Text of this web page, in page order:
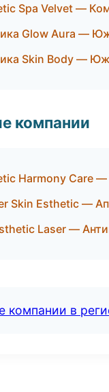
Spa Velvet —
Glow Aura —
Skin Body —
компании
Harmony Care
Skin Esthetic —
Laser —
компании в